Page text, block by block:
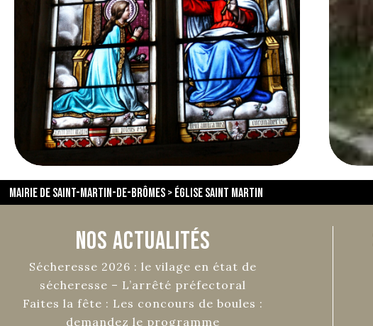
En savoir plus
Mairie de Saint-Martin-de-Brômes>Église Saint Martin
Nos Actualités
Sécheresse 2026 : le vilage en état de
sécheresse – L’arrêté préfectoral
Faites la fête : Les concours de boules :
demandez le programme